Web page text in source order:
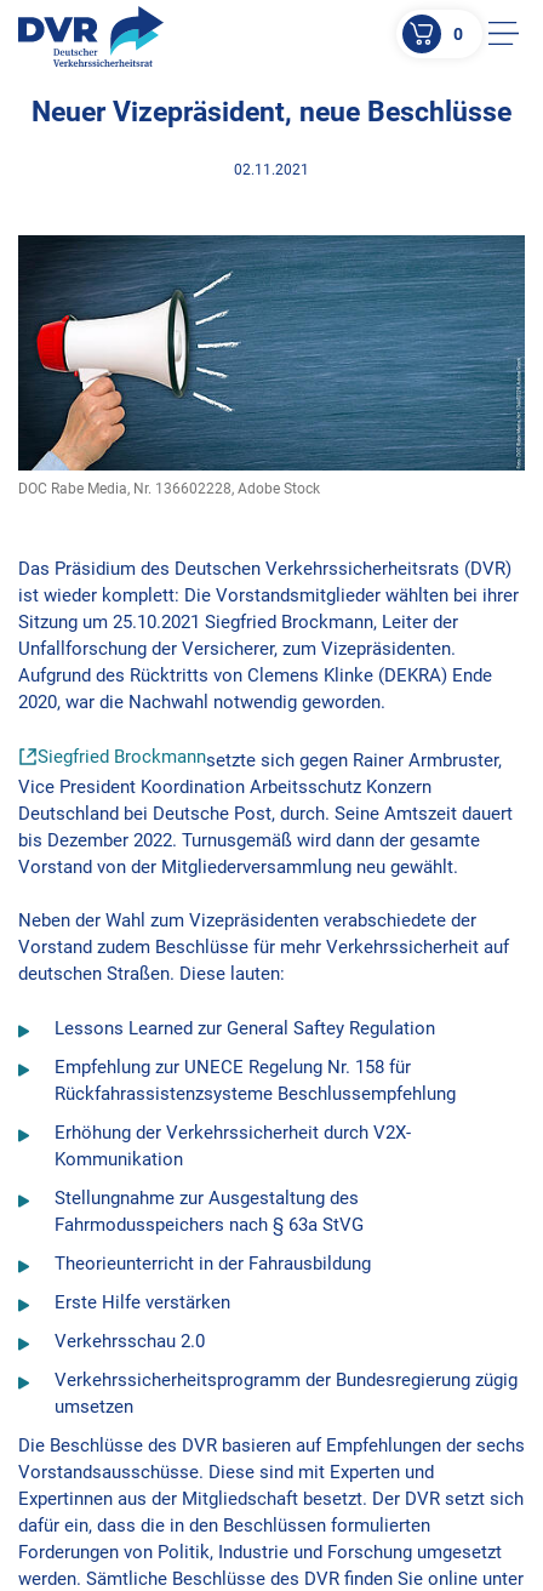
ZUM HAUPTINHALT SPRINGEN
0
Neuer Vizepräsident, neue Beschlüsse
02.11.2021
DOC Rabe Media, Nr. 136602228, Adobe Stock
Das Präsidium des Deutschen Verkehrssicherheitsrats (DVR)
ist wieder komplett: Die Vorstandsmitglieder wählten bei ihrer
Sitzung um 25.10.2021 Siegfried Brockmann, Leiter der
Unfallforschung der Versicherer, zum Vizepräsidenten.
Aufgrund des Rücktritts von Clemens Klinke (DEKRA) Ende
2020, war die Nachwahl notwendig geworden.
Siegfried Brockmannsetzte sich gegen Rainer Armbruster,
Vice President Koordination Arbeitsschutz Konzern
Deutschland bei Deutsche Post, durch. Seine Amtszeit dauert
bis Dezember 2022. Turnusgemäß wird dann der gesamte
Vorstand von der Mitgliederversammlung neu gewählt.
Neben der Wahl zum Vizepräsidenten verabschiedete der
Vorstand zudem Beschlüsse für mehr Verkehrssicherheit auf
deutschen Straßen. Diese lauten:
Lessons Learned zur General Saftey Regulation
Empfehlung zur UNECE Regelung Nr. 158 für
Rückfahrassistenzsysteme Beschlussempfehlung
Erhöhung der Verkehrssicherheit durch V2X-
Kommunikation
Stellungnahme zur Ausgestaltung des
Fahrmodusspeichers nach § 63a StVG
Theorieunterricht in der Fahrausbildung
Erste Hilfe verstärken
Verkehrsschau 2.0
Verkehrssicherheitsprogramm der Bundesregierung zügig
umsetzen
Die Beschlüsse des DVR basieren auf Empfehlungen der sechs
Vorstandsausschüsse. Diese sind mit Experten und
Expertinnen aus der Mitgliedschaft besetzt. Der DVR setzt sich
dafür ein, dass die in den Beschlüssen formulierten
Forderungen von Politik, Industrie und Forschung umgesetzt
werden. Sämtliche Beschlüsse des DVR finden Sie online unter